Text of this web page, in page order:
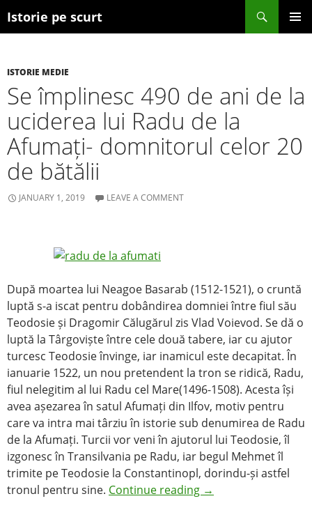
Istorie pe scurt
Search
SKIP TO CONTENT
ISTORIE MEDIE
Se împlinesc 490 de ani de la
uciderea lui Radu de la
Afumați- domnitorul celor 20
de bătălii
JANUARY 1, 2019 LEAVE A COMMENT
După moartea lui Neagoe Basarab (1512-1521), o cruntă
luptă s-a iscat pentru dobândirea domniei între fiul său
Teodosie și Dragomir Călugărul zis Vlad Voievod. Se dă o
luptă la Târgoviște între cele două tabere, iar cu ajutor
turcesc Teodosie învinge, iar inamicul este decapitat. În
ianuarie 1522, un nou pretendent la tron se ridică, Radu,
fiul nelegitim al lui Radu cel Mare(1496-1508). Acesta își
avea așezarea în satul Afumați din Ilfov, motiv pentru
care va intra mai târziu în istorie sub denumirea de Radu
de la Afumați. Turcii vor veni în ajutorul lui Teodosie, îl
izgonesc în Transilvania pe Radu, iar begul Mehmet îl
trimite pe Teodosie la Constantinopl, dorindu-și astfel
tronul pentru sine. Continue reading →